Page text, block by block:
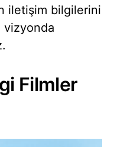
iletişim bilgilerini
vizyonda
Filmler